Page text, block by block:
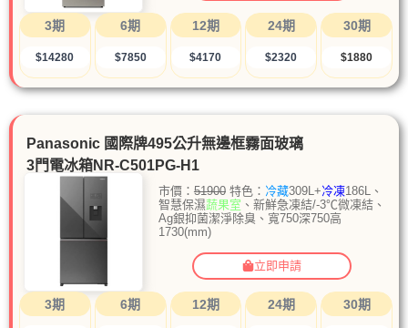
3期
$14280
6期
$7850
12期
$4170
24期
$2320
30期
$1880
Panasonic 國際牌495公升無邊框霧面玻璃
3門電冰箱NR-C501PG-H1
市價： 51900特色： 冷藏309L+冷凍186L、
智慧保濕蔬果室 、新鮮急凍結/-3℃微凍結、
Ag銀抑菌潔淨除臭、寬750深750高
1730(mm)
立即申請
3期 6期 12期 24期 30期